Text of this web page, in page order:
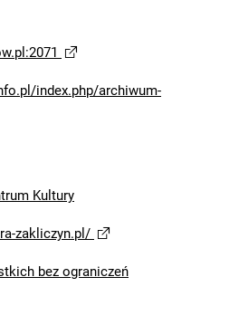
nieodpłatna
gminy Zakliczyn. 2024,
Zakliczyn. 2024,
nieodpłatna
Zakliczyn. 2024,
index.php/archiwum-
Kultury
zakliczyn.pl/
bez ograniczeń